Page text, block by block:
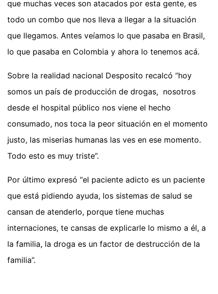
que muchas veces son atacados por esta gente, es
todo un combo que nos lleva a llegar a la situación
que llegamos. Antes veíamos lo que pasaba en Brasil,
lo que pasaba en Colombia y ahora lo tenemos acá.
Sobre la realidad nacional Desposito recalcó “hoy
somos un país de producción de drogas, nosotros
desde el hospital público nos viene el hecho
consumado, nos toca la peor situación en el momento
justo, las miserias humanas las ves en ese momento.
Todo esto es muy triste”.
Por último expresó “el paciente adicto es un paciente
que está pidiendo ayuda, los sistemas de salud se
cansan de atenderlo, porque tiene muchas
internaciones, te cansas de explicarle lo mismo a él, a
la familia, la droga es un factor de destrucción de la
familia”.